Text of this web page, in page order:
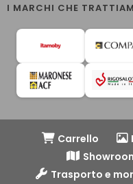
I MARCHI CHE
Carrello
Trasporto e